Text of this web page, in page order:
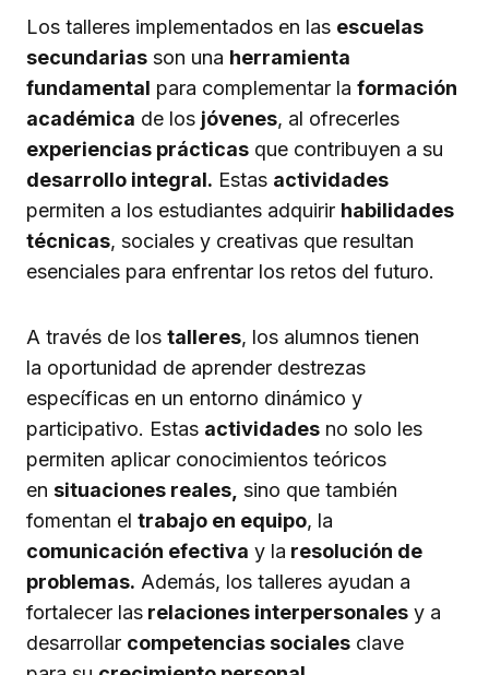
Los talleres implementados en las escuelas
secundarias son una herramienta
fundamental para complementar la formación
académica de los jóvenes, al ofrecerles
experiencias prácticas que contribuyen a su
desarrollo integral. Estas actividades
permiten a los estudiantes adquirir habilidades
técnicas, sociales y creativas que resultan
esenciales para enfrentar los retos del futuro.
A través de los talleres, los alumnos tienen
la oportunidad de aprender destrezas
específicas en un entorno dinámico y
participativo. Estas actividades no solo les
permiten aplicar conocimientos teóricos
en situaciones reales, sino que también
fomentan el trabajo en equipo, la
comunicación efectiva y la resolución de
problemas. Además, los talleres ayudan a
fortalecer las relaciones interpersonales y a
desarrollar competencias sociales clave